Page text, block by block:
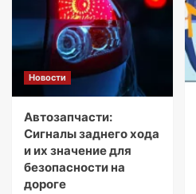
Новости
Автозапчасти:
Сигналы заднего хода
и их значение для
безопасности на
дороге